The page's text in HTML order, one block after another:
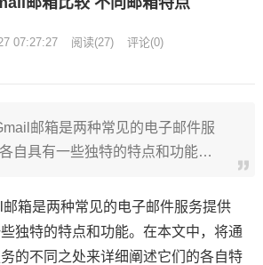
07:27:27 阅读(27) 评论(0)
邮箱是两种常见的电子邮件服
自具有一些独特的特点和功能…
箱是两种常见的电子邮件服务提供
独特的特点和功能。在本文中，将通
的不同之处来详细阐述它们的各自特